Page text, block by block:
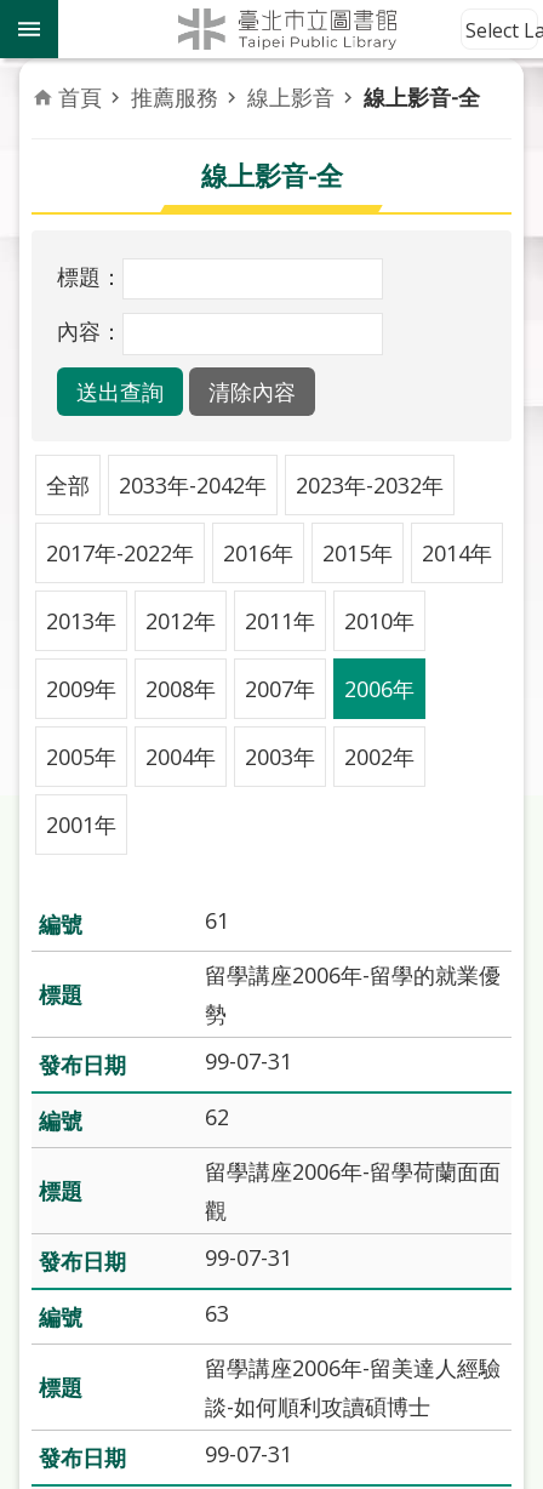
跳到主要內容區塊
到
館
資
訊
者
活
報
導
關
於
市
圖
線
上
請
常
見
問
答
加
入
圖
網
站
導
覽
讀
網
兒
童
版
常
Select
首頁 推薦服務 線上影音 線上影音-全
線上影音-全
標題：
內容：
全部 2033年-2042年 2023年-2032年
2017年-2022年 2016年 2015年 2014年
2013年 2012年 2011年 2010年
2009年 2008年 2007年 2006年
2005年 2004年 2003年 2002年
2001年
61
留學講座2006年-留學的就業優
勢
99-07-31
62
留學講座2006年-留學荷蘭面面
觀
99-07-31
63
留學講座2006年-留美達人經驗
談-如何順利攻讀碩博士
99-07-31